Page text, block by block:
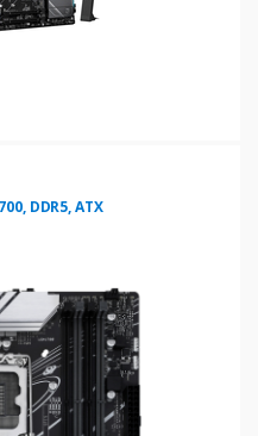
DDR5, ATX